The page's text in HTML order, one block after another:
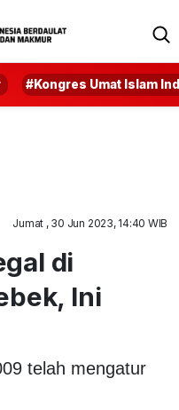
#Kongres Umat Islam
Jumat , 30 Jun 2023, 14:40 WIB
di
Ini
telah mengatur